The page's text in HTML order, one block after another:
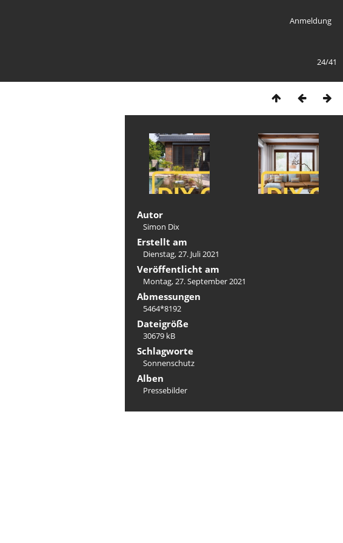
Anmeldung
24/41
Autor
Simon Dix
Erstellt am
Dienstag, 27. Juli 2021
Veröffentlicht am
Montag, 27. September 2021
Abmessungen
5464*8192
Dateigröße
30679 kB
Schlagworte
Sonnenschutz
Alben
Pressebilder